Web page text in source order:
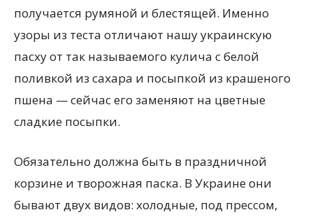
получается румяной и блестящей. Именно
узоры из теста отличают нашу украинскую
пасху от так называемого кулича с белой
поливкой из сахара и посыпкой из крашеного
пшена — сейчас его заменяют на цветные
сладкие посыпки.
Обязательно должна быть в праздничной
корзине и творожная паска. В Украине они
бывают двух видов: холодные, под прессом,